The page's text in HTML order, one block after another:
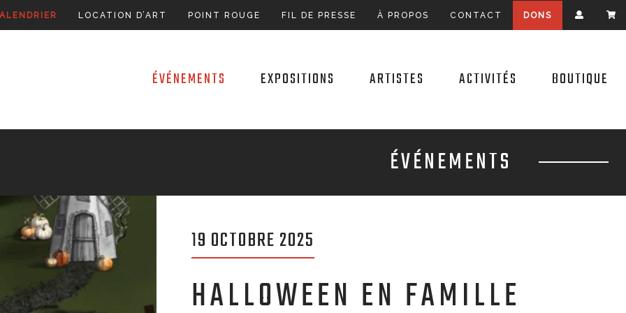
LOCATION D’ART POINT ROUGE FIL DE PRESSE À PROPOS CONTACT DONS
ÉVÉNEMENTS EXPOSITIONS ARTISTES ACTIVITÉS BOUTIQUE
ÉVÉNEMENTS
19 OCTOBRE 2025
HALLOWEEN EN FAMILLE